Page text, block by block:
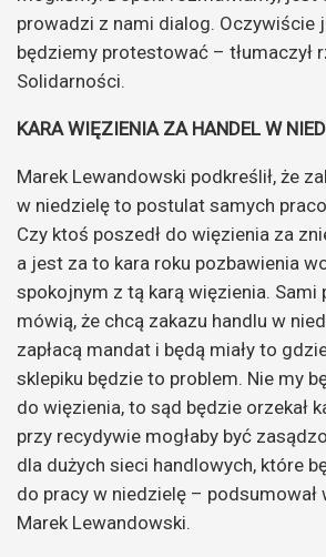
prowadzi z nami dialog. Oczywiście
będziemy protestować – tłumaczył
Solidarności.
KARA WIĘZIENIA ZA HANDEL W
Marek Lewandowski podkreślił, że
w niedzielę to postulat samych
Czy ktoś poszedł do więzienia za
a jest za to kara roku pozbawienia
spokojnym z tą karą więzienia. Sami
mówią, że chcą zakazu handlu w
zapłacą mandat i będą miały to
sklepiku będzie to problem. Nie my
do więzienia, to sąd będzie orzekał
przy recydywie mogłaby być
dla dużych sieci handlowych, które
do pracy w niedzielę – podsumował
Marek Lewandowski.